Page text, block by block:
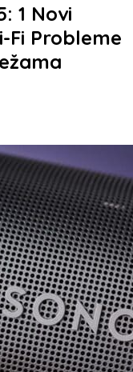
1 Novi
Fi Probleme